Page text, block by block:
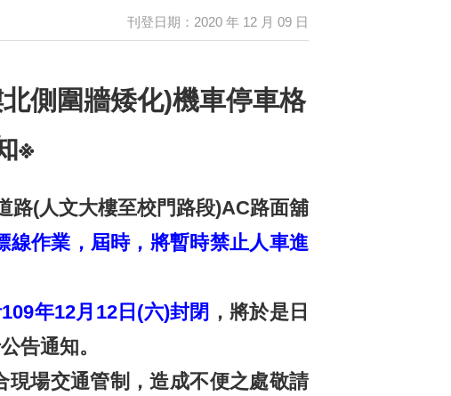
刊登日期：2020 年 12 月 09 日
側圍牆矮化)機車停車格
※
路(人文大樓至校門路段)AC路面舖
線作業，屆時，將暫時禁止人車進
年12月12日(六)封閉 ，將於是日
告通知。
場交通管制，造成不便之處敬請